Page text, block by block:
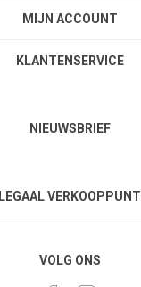
MIJN ACCOUNT
KLANTENSERVICE
NIEUWSBRIEF
LEGAAL VERKOOPPUNT
VOLG ONS